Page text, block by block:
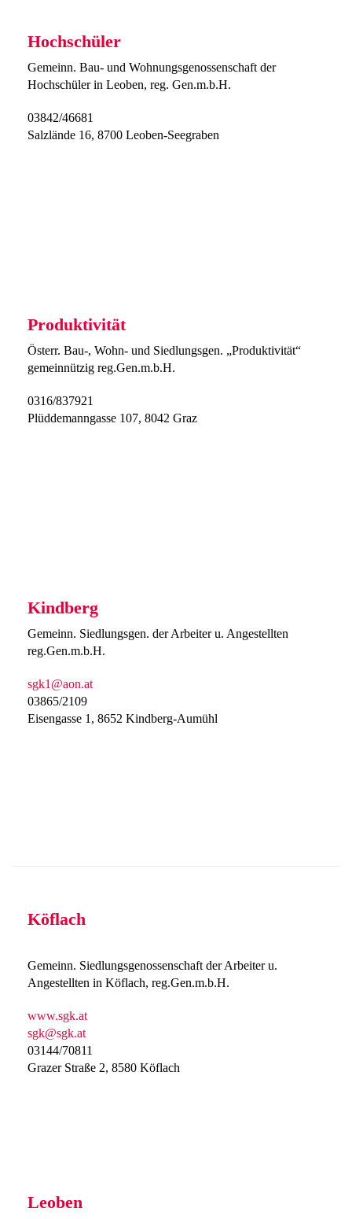
Hochschüler
Gemeinn. Bau- und Wohnungsgenossenschaft der
Hochschüler in Leoben, reg. Gen.m.b.H.
03842/46681
Salzlände 16, 8700 Leoben-Seegraben
Produktivität
Österr. Bau-, Wohn- und Siedlungsgen. „Produktivität“
gemeinnützig reg.Gen.m.b.H.
0316/837921
Plüddemanngasse 107, 8042 Graz
Kindberg
Gemeinn. Siedlungsgen. der Arbeiter u. Angestellten
reg.Gen.m.b.H.
sgk1@aon.at
03865/2109
Eisengasse 1, 8652 Kindberg-Aumühl
Köflach
Gemeinn. Siedlungsgenossenschaft der Arbeiter u.
Angestellten in Köflach, reg.Gen.m.b.H.
www.sgk.at
sgk@sgk.at
03144/70811
Grazer Straße 2, 8580 Köflach
Leoben